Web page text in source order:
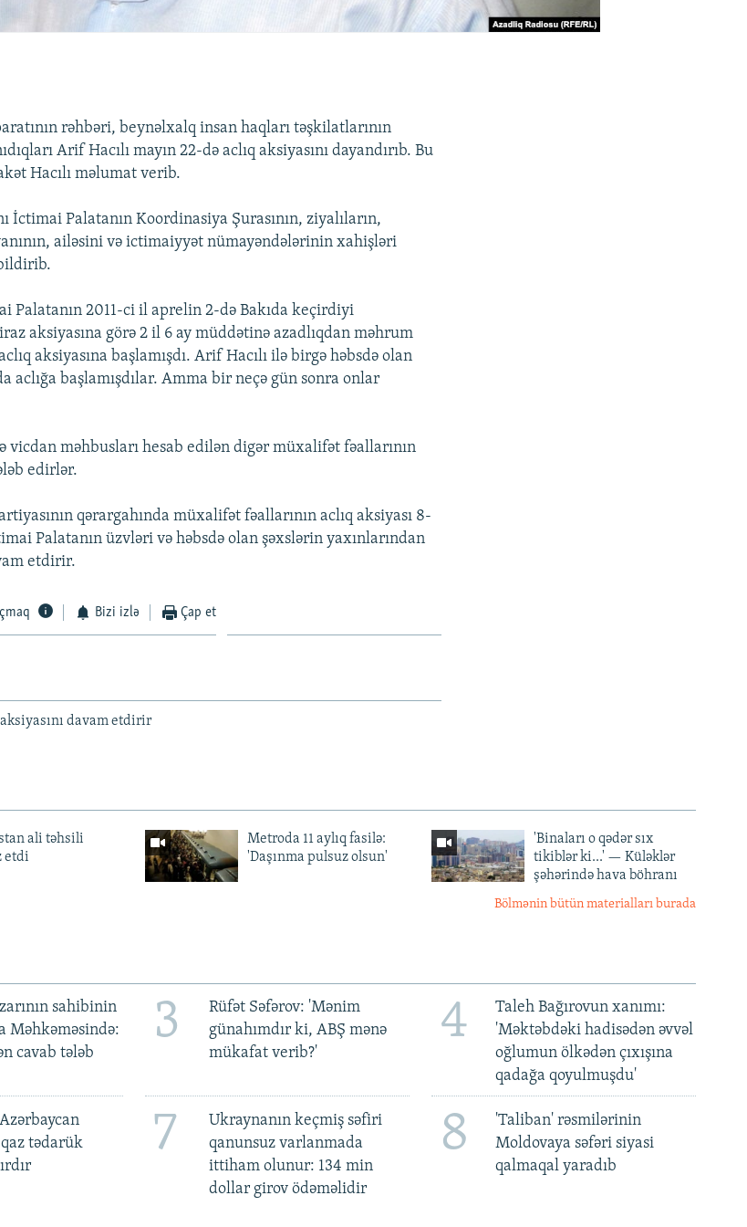
rəhbəri, beynəlxalq insan haqları təşkilatlarının
Arif Hacılı mayın 22-də aclıq aksiyasını dayandırıb. Bu
Hacılı məlumat verib.
İctimai Palatanın Koordinasiya Şurasının, ziyalıların,
ailəsini və ictimaiyyət nümayəndələrinin xahişləri
bildirib.
Palatanın 2011-ci il aprelin 2-də Bakıda keçirdiyi
aksiyasına görə 2 il 6 ay müddətinə azadlıqdan məhrum
aksiyasına başlamışdı. Arif Hacılı ilə birgə həbsdə olan
aclığa başlamışdılar. Amma bir neçə gün sonra onlar
vicdan məhbusları hesab edilən digər müxalifət fəallarının
edirlər.
qərargahında müxalifət fəallarının aclıq aksiyası 8-
Palatanın üzvləri və həbsdə olan şəxslərin yaxınlarından
etdirir.
Bizi izlə Çap et
davam etdirir
ali təhsili
etdi
Metroda 11 aylıq fasilə:
'Daşınma pulsuz olsun'
'Binaları o qədər sıx
tikiblər ki...' — Küləklər
şəhərində hava böhranı
Bölmənin bütün materialları burada
sahibinin
Məhkəməsində:
cavab tələb
3
Rüfət Səfərov: 'Mənim
günahımdır ki, ABŞ mənə
mükafat verib?'
4
Taleh Bağırovun xanımı:
'Məktəbdəki hadisədən əvvəl
oğlumun ölkədən çıxışına
qadağa qoyulmuşdu'
tədarük
7
Ukraynanın keçmiş səfiri
qanunsuz varlanmada
ittiham olunur: 134 min
dollar girov ödəməlidir
8
'Taliban' rəsmilərinin
Moldovaya səfəri siyasi
qalmaqal yaradıb